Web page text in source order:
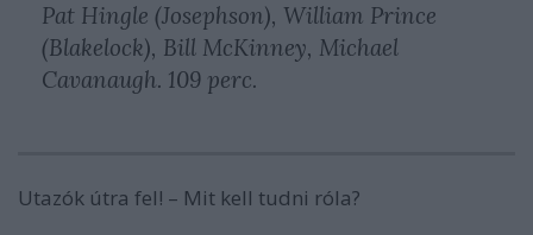
Pat Hingle (Josephson), William Prince
(Blakelock), Bill McKinney, Michael
Cavanaugh. 109 perc.
Utazók útra fel! – Mit kell tudni róla?